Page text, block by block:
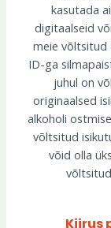
kasutada
digitaalseid
meie võltsitud
ID-ga
juhul on
originaalsed
alkoholi
võltsitud
võid olla
Kiirus